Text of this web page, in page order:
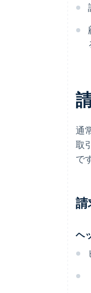
通
取
で
請
ヘ